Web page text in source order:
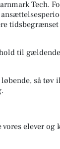
Tech.
til gældende
så tøv
vores elever og